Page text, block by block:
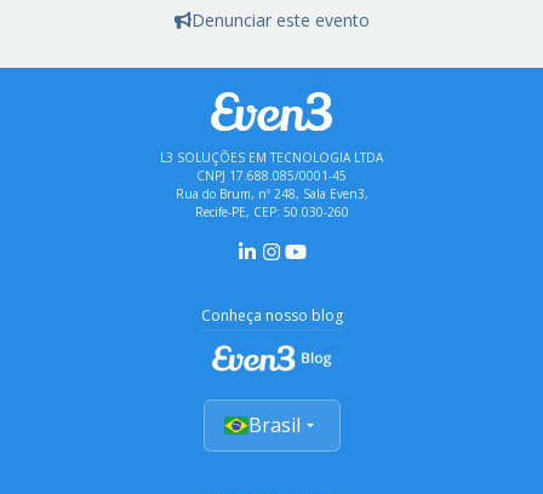
Denunciar este evento
L3 SOLUÇÕES EM TECNOLOGIA LTDA
CNPJ 17.688.085/0001-45
Rua do Brum, nº 248, Sala Even3,
Recife-PE, CEP: 50.030-260
Conheça nosso blog
Brasil